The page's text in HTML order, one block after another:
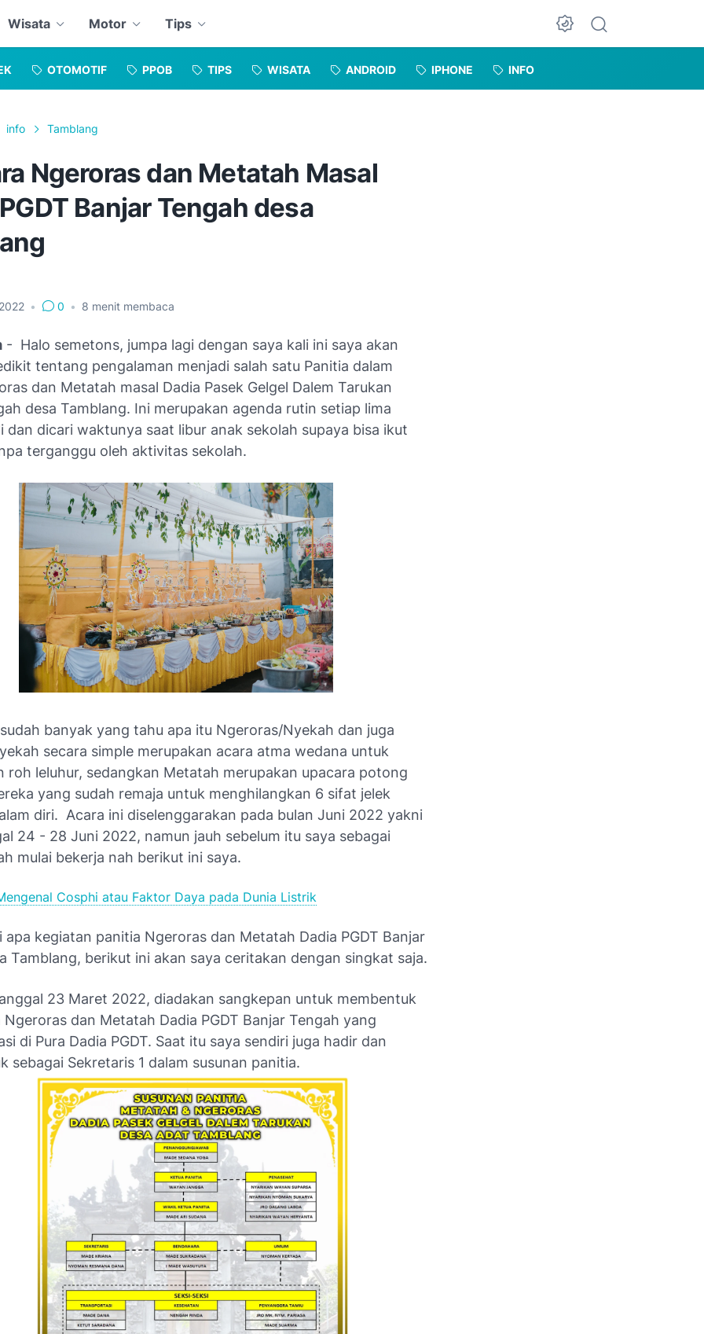
Wisata Motor Tips
Dark Mode
OTOMOTIF PPOB TIPS WISATA ANDROID IPHONE INFO
info Tamblang
Ngeroras dan Metatah Masal
Banjar Tengah desa
• 0 • 8 menit membaca
- Halo semetons, jumpa lagi dengan saya kali ini saya akan
tentang pengalaman menjadi salah satu Panitia dalam
dan Metatah masal Dadia Pasek Gelgel Dalem Tarukan
desa Tamblang. Ini merupakan agenda rutin setiap lima
dan dicari waktunya saat libur anak sekolah supaya bisa ikut
terganggu oleh aktivitas sekolah.
banyak yang tahu apa itu Ngeroras/Nyekah dan juga
secara simple merupakan acara atma wedana untuk
roh leluhur, sedangkan Metatah merupakan upacara potong
yang sudah remaja untuk menghilangkan 6 sifat jelek
diri. Acara ini diselenggarakan pada bulan Juni 2022 yakni
24 - 28 Juni 2022, namun jauh sebelum itu saya sebagai
mulai bekerja nah berikut ini saya.
Cosphi atau Faktor Daya pada Dunia Listrik
apa kegiatan panitia Ngeroras dan Metatah Dadia PGDT Banjar
Tamblang, berikut ini akan saya ceritakan dengan singkat saja.
23 Maret 2022, diadakan sangkepan untuk membentuk
Ngeroras dan Metatah Dadia PGDT Banjar Tengah yang
di Pura Dadia PGDT. Saat itu saya sendiri juga hadir dan
sebagai Sekretaris 1 dalam susunan panitia.